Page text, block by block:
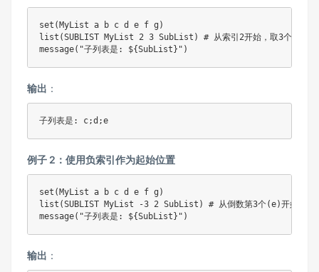
set(MyList a b c d e f g)
list(SUBLIST MyList 2 3 SubList) # 从索引2开始，取3个元
message("子列表是: ${SubList}")
输出 ：
子列表是: c;d;e
例子 2：使用负索引作为起始位置
set(MyList a b c d e f g)
list(SUBLIST MyList -3 2 SubList) # 从倒数第3个(e)开始，
message("子列表是: ${SubList}")
输出 ：